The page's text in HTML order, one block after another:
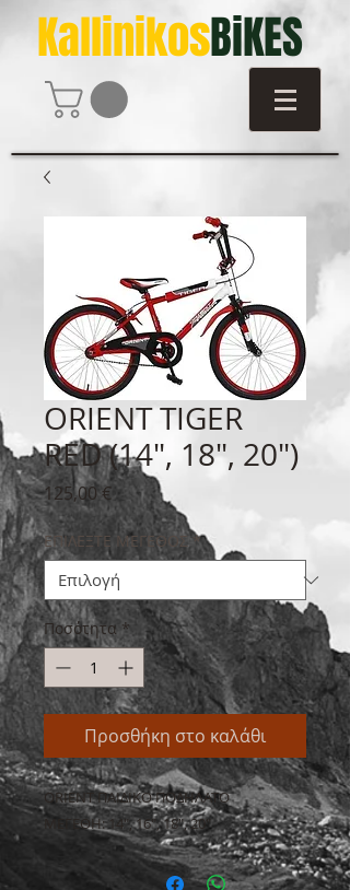
KallinikosBiKES
ORIENT TIGER
RED (14", 18", 20")
125,00 €Τιμή
ΕΠΙΛΕΞΤΕ ΜΕΓΕΘΟΣ *
Ποσότητα *
Προσθήκη στο καλάθι
ORIENT ΠΑΙΔΙΚΟ ΠΟΔΗΛΑΤΟ
ΜΕΓΕΘΗ: 14", 16", 18", 20"